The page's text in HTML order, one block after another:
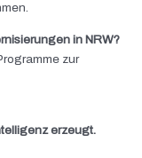
in NRW?
zur
erzeugt.